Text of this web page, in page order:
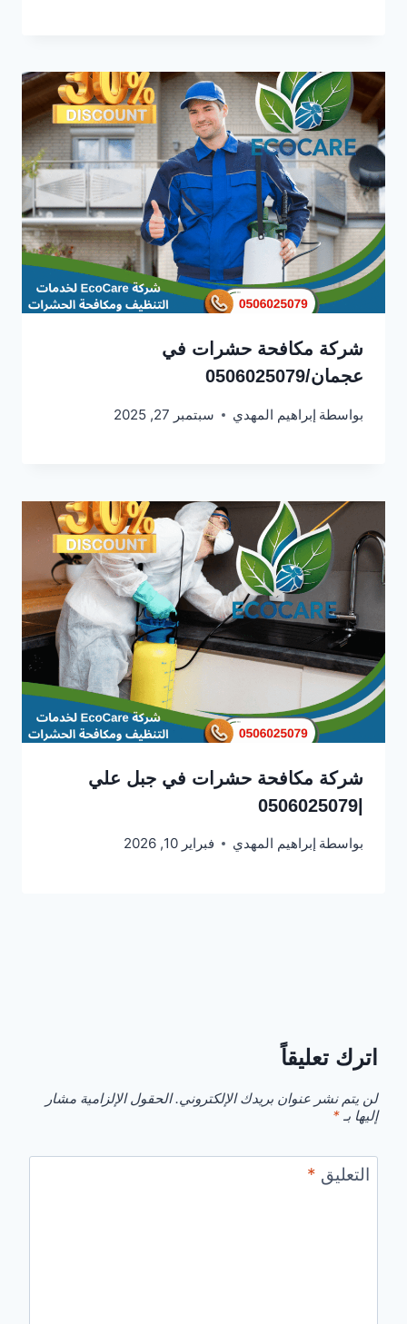
شركة مكافحة حشرات في
عجمان/0506025079
بواسطة إبراهيم المهدي سبتمبر 27, 2025
شركة مكافحة حشرات في جبل علي
بواسطة إبراهيم المهدي فبراير 10, 2026
اترك تعليقاً
لن يتم نشر عنوان بريدك الإلكتروني. الحقول الإلزامية مشار
إليها بـ *
التعليق *